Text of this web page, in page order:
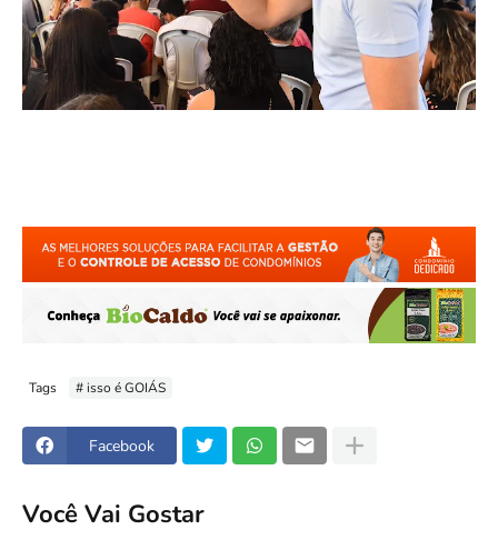
Tags # isso é GOIÁS
Facebook
Você Vai Gostar